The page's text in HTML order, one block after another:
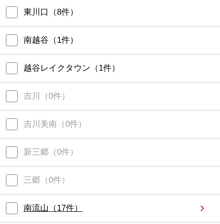
東川口 （8件）
南越谷 （1件）
越谷レイクタウン （1件）
吉川 （0件）
吉川美南 （0件）
新三郷（0件）
三郷（0件）
南流山 （17件）